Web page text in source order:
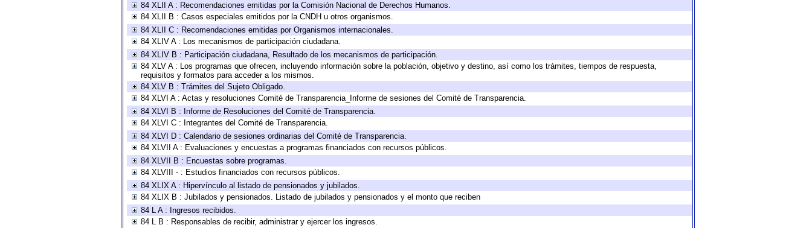
84 XLII A : Recomendaciones emitidas por la Comisión Nacional de Derechos Humanos.
84 XLII B : Casos especiales emitidos por la CNDH u otros organismos.
84 XLII C : Recomendaciones emitidas por Organismos internacionales.
84 XLIV A : Los mecanismos de participación ciudadana.
84 XLIV B : Participación ciudadana, Resultado de los mecanismos de participación.
84 XLV A : Los programas que ofrecen, incluyendo información sobre la población, objetivo y destino, así como los trámites, tiempos de respuesta,
requisitos y formatos para acceder a los mismos.
84 XLV B : Trámites del Sujeto Obligado.
84 XLVI A : Actas y resoluciones Comité de Transparencia_Informe de sesiones del Comité de Transparencia.
84 XLVI B : Informe de Resoluciones del Comité de Transparencia.
84 XLVI C : Integrantes del Comité de Transparencia.
84 XLVI D : Calendario de sesiones ordinarias del Comité de Transparencia.
84 XLVII A : Evaluaciones y encuestas a programas financiados con recursos públicos.
84 XLVII B : Encuestas sobre programas.
84 XLVIII - : Estudios financiados con recursos públicos.
84 XLIX A : Hipervínculo al listado de pensionados y jubilados.
84 XLIX B : Jubilados y pensionados. Listado de jubilados y pensionados y el monto que reciben
84 L A : Ingresos recibidos.
84 L B : Responsables de recibir, administrar y ejercer los ingresos.